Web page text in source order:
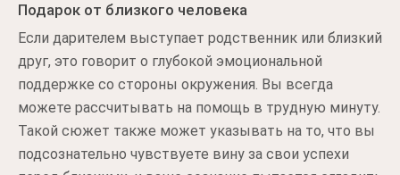
Подарок от близкого человека
Если дарителем выступает родственник или близкий
друг, это говорит о глубокой эмоциональной
поддержке со стороны окружения. Вы всегда
можете рассчитывать на помощь в трудную минуту.
Такой сюжет также может указывать на то, что вы
подсознательно чувствуете вину за свои успехи